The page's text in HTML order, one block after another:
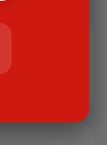
İncele